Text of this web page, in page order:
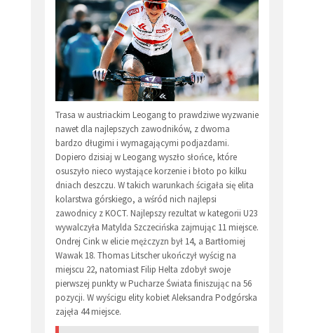
Trasa w austriackim Leogang to prawdziwe wyzwanie
nawet dla najlepszych zawodników, z dwoma
bardzo długimi i wymagającymi podjazdami.
Dopiero dzisiaj w Leogang wyszło słońce, które
osuszyło nieco wystające korzenie i błoto po kilku
dniach deszczu. W takich warunkach ścigała się elita
kolarstwa górskiego, a wśród nich najlepsi
zawodnicy z KOCT. Najlepszy rezultat w kategorii U23
wywalczyła Matylda Szczecińska zajmując 11 miejsce.
Ondrej Cink w elicie mężczyzn był 14, a Bartłomiej
Wawak 18. Thomas Litscher ukończył wyścig na
miejscu 22, natomiast Filip Helta zdobył swoje
pierwszej punkty w Pucharze Świata finiszując na 56
pozycji. W wyścigu elity kobiet Aleksandra Podgórska
zajęła 44 miejsce.